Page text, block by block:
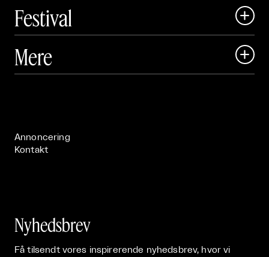
Festival

 Art Matter Festival
Mere 
Annoncering
Kontakt
Nyhedsbrev
Få tilsendt vores inspirerende nyhedsbrev, hvor vi